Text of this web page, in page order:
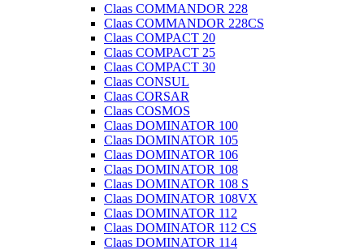
Claas COMMANDOR 228
Claas COMMANDOR 228CS
Claas COMPACT 20
Claas COMPACT 25
Claas COMPACT 30
Claas CONSUL
Claas CORSAR
Claas COSMOS
Claas DOMINATOR 100
Claas DOMINATOR 105
Claas DOMINATOR 106
Claas DOMINATOR 108
Claas DOMINATOR 108 S
Claas DOMINATOR 108VX
Claas DOMINATOR 112
Claas DOMINATOR 112 CS
Claas DOMINATOR 114